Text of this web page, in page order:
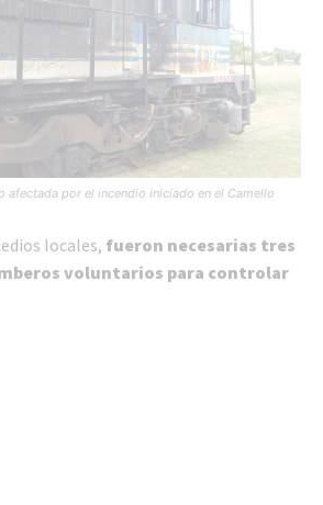
afectada por el incendio iniciado en el Camello
locales, fueron necesarias tres
voluntarios para controlar